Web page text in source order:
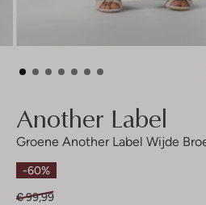
Another Label
Groene Another Label Wijde
-60%
€ 99,99